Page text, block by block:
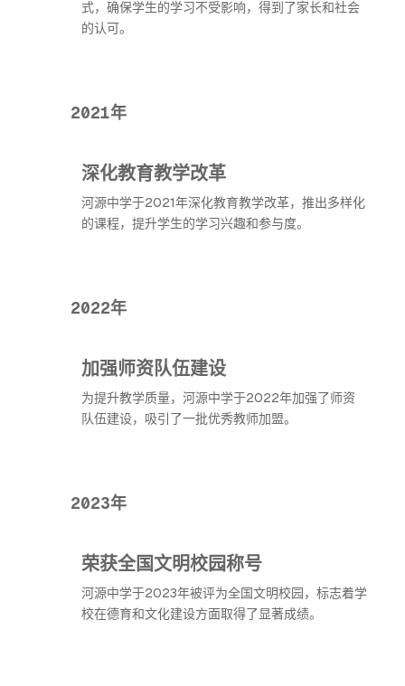
式，确保学生的学习不受影响，得到了家长和社会
的认可。
2021年
深化教育教学改革
河源中学于2021年深化教育教学改革，推出多样化
的课程，提升学生的学习兴趣和参与度。
2022年
加强师资队伍建设
为提升教学质量，河源中学于2022年加强了师资
队伍建设，吸引了一批优秀教师加盟。
2023年
荣获全国文明校园称号
河源中学于2023年被评为全国文明校园，标志着学
校在德育和文化建设方面取得了显著成绩。